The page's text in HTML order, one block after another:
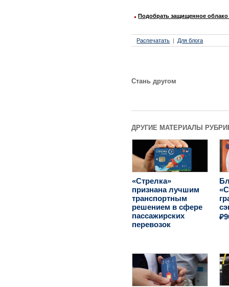
Подобрать защищенное облако
Распечатать Для блога
Стань другом
ДРУГИЕ МАТЕРИАЛЫ
«Стрелка»
признана лучшим
транспортным
решением в сфере
пассажирских
перевозок